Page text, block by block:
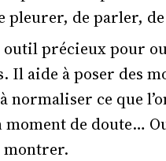
pleurer, de parler,
outil précieux pour
Il aide à poser des
normaliser ce que
de doute…
montrer.